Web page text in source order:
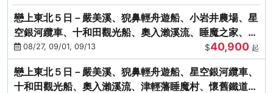
戀上東北５日－嚴美溪、猊鼻輕舟遊船、小岩井農場、星
空銀河纜車、十和田觀光船、奧入瀨溪流、睡魔之家、朱
紅社殿（仙台／青森）
08/27, 09/01, 09/13 $40,900 起
戀上東北５日－嚴美溪、猊鼻輕舟遊船、星空銀河纜車、
十和田觀光船、奧入瀨溪流、津輕藩睡魔村、懷舊鐵道